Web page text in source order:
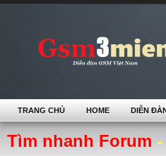
Tìm nhanh Forum
TRANG CHỦ HOME DIỄN